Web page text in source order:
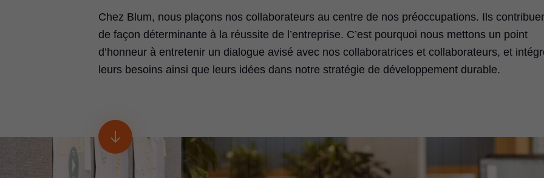
Chez Blum, nous plaçons nos collaborateurs au centre de nos préoccupations. Ils
de façon déterminante à la réussite de l’entreprise. C’est pourquoi nous mettons un point
d’honneur à entretenir un dialogue avisé avec nos collaboratrices et collaborateurs, et
leurs besoins ainsi que leurs idées dans notre stratégie de développement durable.